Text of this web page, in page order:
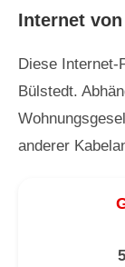
Internet
Diese Internet-
Bülstedt.
anderer